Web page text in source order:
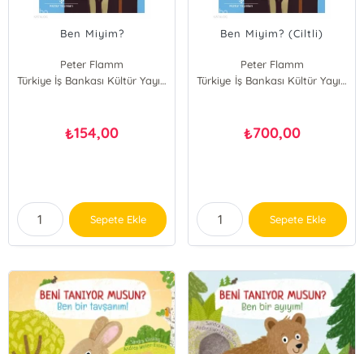
Ben Miyim?
Peter Flamm
Türkiye İş Bankası Kültür Yayınları
₺154,00
Sepete Ekle
Ben Miyim? (Ciltli)
Peter Flamm
Türkiye İş Bankası Kültür Yayınları
₺700,00
Sepete Ekle